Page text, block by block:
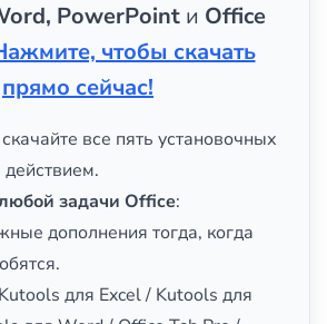
PowerPoint и Office
чтобы скачать
прямо сейчас!
все пять установочных
задачи Office:
дополнения тогда, когда
для Excel / Kutools для